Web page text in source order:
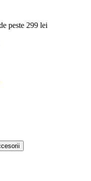
peste 299 lei